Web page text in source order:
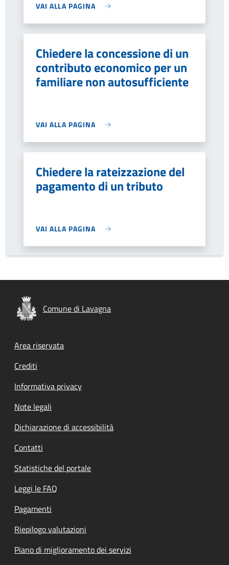
VAI ALLA PAGINA
Chiedere la concessione di un
contributo economico per un
familiare non autosufficiente
VAI ALLA PAGINA
Chiedere la rateizzazione del
pagamento di un tributo
VAI ALLA PAGINA
Comune di Lavagna
Footer menu
Area riservata
Crediti
Informativa privacy
Note legali
Dichiarazione di accessibilità
Contatti
Statistiche del portale
Leggi le FAQ
Pagamenti
Riepilogo valutazioni
Piano di miglioramento dei servizi